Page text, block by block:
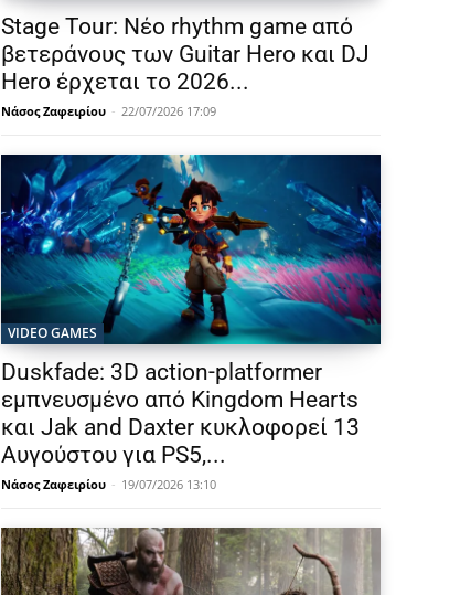
Stage Tour: Νέο rhythm game από
βετεράνους των Guitar Hero και DJ
Hero έρχεται το 2026...
Νάσος Ζαφειρίου - 22/07/2026 17:09
VIDEO GAMES
Duskfade: 3D action-platformer
εμπνευσμένο από Kingdom Hearts
και Jak and Daxter κυκλοφορεί 13
Αυγούστου για PS5,...
Νάσος Ζαφειρίου - 19/07/2026 13:10